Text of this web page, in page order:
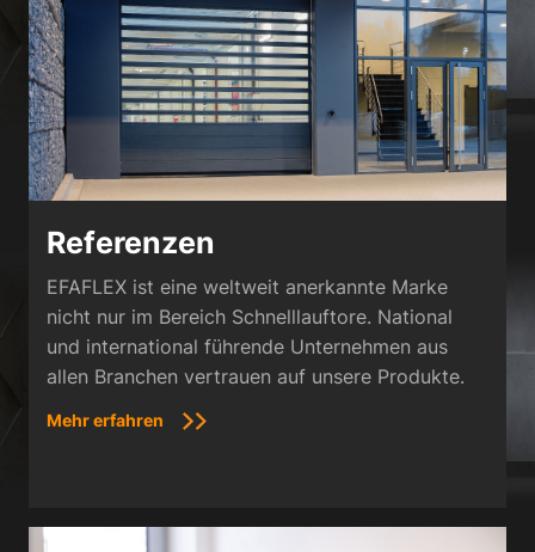
Referenzen
EFAFLEX ist eine weltweit anerkannte Marke
nicht nur im Bereich Schnelllauftore. National
und international führende Unternehmen aus
allen Branchen vertrauen auf unsere Produkte.
Mehr erfahren